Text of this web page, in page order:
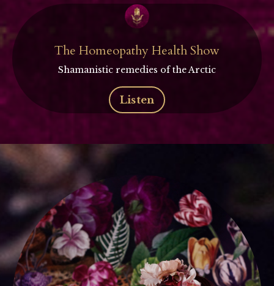
The Homeopathy Health Show
Shamanistic remedies of the Arctic
Listen